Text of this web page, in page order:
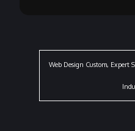
Web Design Custom, Expert